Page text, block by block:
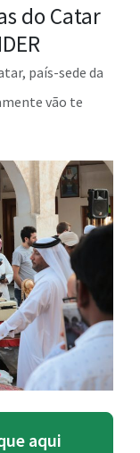
do Catar
país-sede da
vão te
aqui